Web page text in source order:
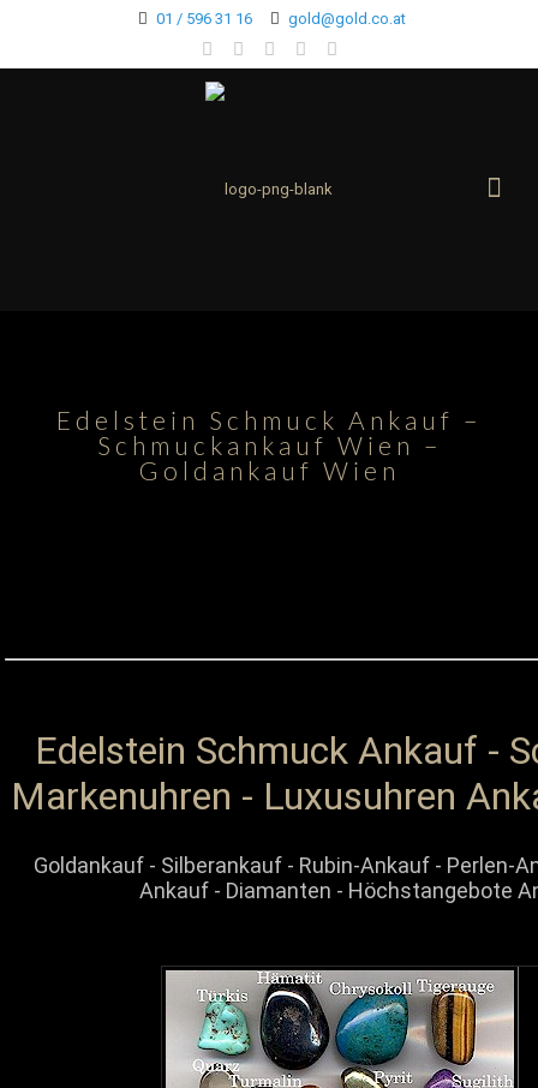
01 / 596 31 16 gold@gold.co.at
Edelstein Schmuck Ankauf –
Schmuckankauf Wien –
Goldankauf Wien